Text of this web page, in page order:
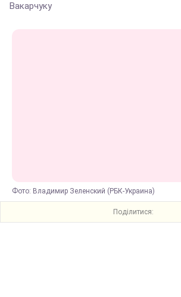
Вакарчуку
Фото: Владимир Зеленский (РБК-Украина)
Поділитися: